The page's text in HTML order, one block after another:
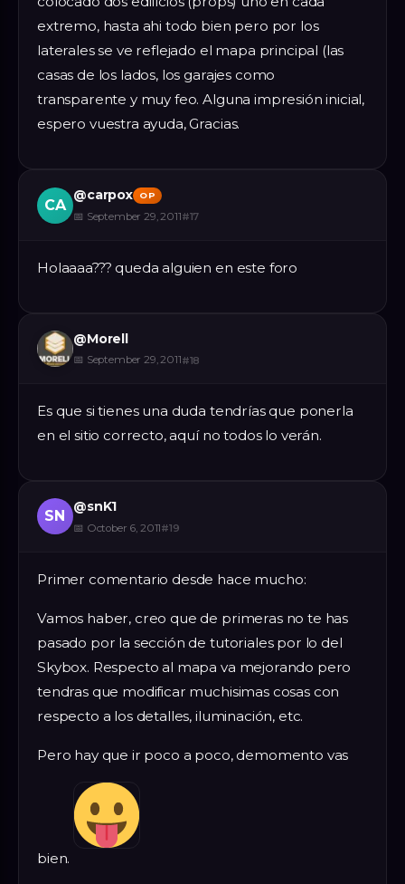
extremo, hasta ahi todo bien pero por los
laterales se ve reflejado el mapa principal (las
casas de los lados, los garajes como
transparente y muy feo. Alguna impresión inicial,
espero vuestra ayuda, Gracias.
CA
@carpox OP
📅 September 29, 2011#17
Holaaaa??? queda alguien en este foro
@Morell
📅 September 29, 2011#18
Es que si tienes una duda tendrías que ponerla
en el sitio correcto, aquí no todos lo verán.
SN
@snK1
📅 October 6, 2011#19
Primer comentario desde hace mucho:
Vamos haber, creo que de primeras no te has
pasado por la sección de tutoriales por lo del
Skybox. Respecto al mapa va mejorando pero
tendras que modificar muchisimas cosas con
respecto a los detalles, iluminación, etc.
Pero hay que ir poco a poco, demomento vas
bien.